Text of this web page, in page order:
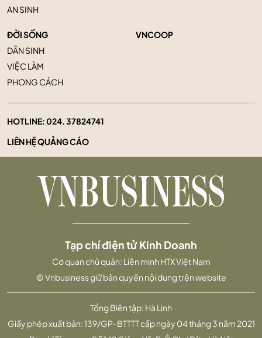
AN SINH
ĐỜI SỐNG
DÂN SINH
VIỆC LÀM
PHONG CÁCH
VNCOOP
HOTLINE:024. 37824741
LIÊN HỆ QUẢNG CÁO
Tổng Biên tập: Hà Linh
Giấy phép xuất bản: 139/GP-BTTTT cấp ngày 04 tháng 3 năm 2021
Tạp chí điện tử Kinh Doanh
Cơ quan chủ quản: Liên minh HTX Việt Nam
© Vnbusiness giữ bản quyền nội dung trên website